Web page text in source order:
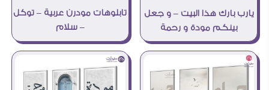
يارب بارك هذا البيت – و جعل
بينكم مودة و رحمة
تابلوهات مودرن عربية – توكل
– سلام